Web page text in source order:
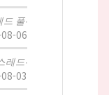
풀·
06
레드·
03